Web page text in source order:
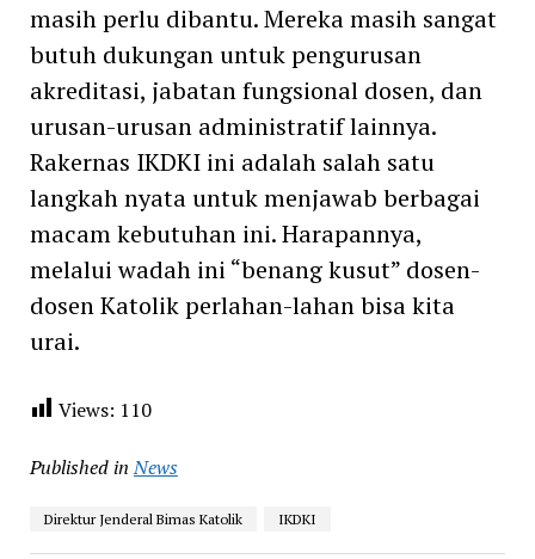
masih perlu dibantu. Mereka masih sangat
butuh dukungan untuk pengurusan
akreditasi, jabatan fungsional dosen, dan
urusan-urusan administratif lainnya.
Rakernas IKDKI ini adalah salah satu
langkah nyata untuk menjawab berbagai
macam kebutuhan ini. Harapannya,
melalui wadah ini “benang kusut” dosen-
dosen Katolik perlahan-lahan bisa kita
urai.
Views: 110
Published in News
Direktur Jenderal Bimas Katolik IKDKI